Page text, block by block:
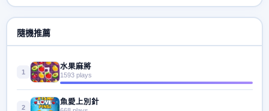
隨機推薦
1
水果麻將
1593 plays
2
魚愛上別針